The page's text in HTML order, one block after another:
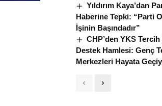
Yıldırım Kaya’dan
Haberine Tepki: “Parti
İşinin Başındadır”
CHP’den YKS
Destek Hamlesi: Genç
Merkezleri Hayata